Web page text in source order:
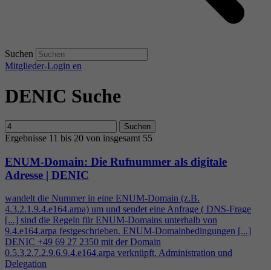
Suchen
Mitglieder-Login en
DENIC Suche
Suchen
Ergebnisse 11 bis 20 von insgesamt 55
ENUM-Domain: Die Rufnummer als digitale
Adresse | DENIC
wandelt die Nummer in eine ENUM-Domain (z.B.
4.3.2.1.9.4.e164.arpa) um und sendet eine Anfrage ( DNS-Frage
[...] sind die Regeln für ENUM-Domains unterhalb von
9.4.e164.arpa festgeschrieben. ENUM-Domainbedingungen [...]
DENIC +49 69 27 2350 mit der Domain
0.5.3.2.7.2.9.6.9.4.e164.arpa verknüpft. Administration und
Delegation